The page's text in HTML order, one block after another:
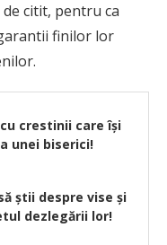
citit, pentru ca
finilor lor
crestinii care își
unei biserici!
știi despre vise și
dezlegării lor!